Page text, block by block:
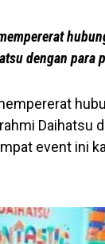
dengan para
Daihatsu
event ini